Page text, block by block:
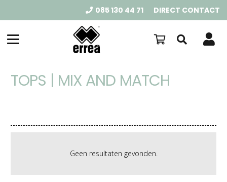
085 130 44 71 DIRECT CONTACT
TOPS | MIX AND MATCH
Geen resultaten gevonden.